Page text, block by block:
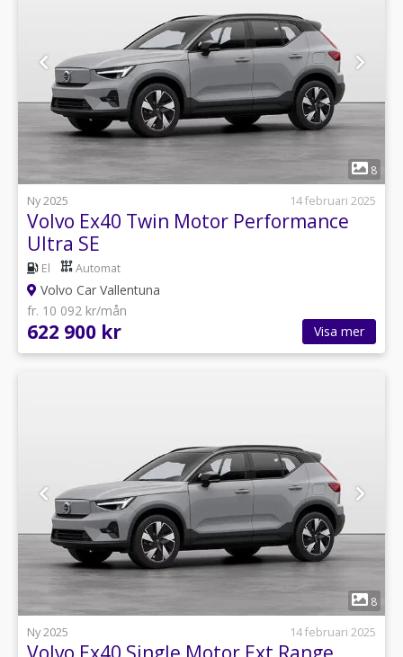
8
Ny 2025
14 februari 2025
Volvo Ex40 Twin Motor Performance
Ultra SE
El Automat
Volvo Car Vallentuna
fr. 10 092 kr/mån
622 900 kr Visa mer
8
Ny 2025
14 februari 2025